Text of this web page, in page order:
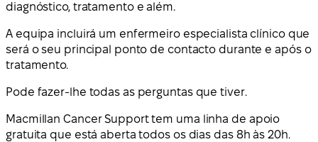
diagnóstico, tratamento e além.
A equipa incluirá um enfermeiro especialista clínico que
será o seu principal ponto de contacto durante e após o
tratamento.
Pode fazer-lhe todas as perguntas que tiver.
Macmillan Cancer Support tem uma linha de apoio
gratuita que está aberta todos os dias das 8h às 20h.